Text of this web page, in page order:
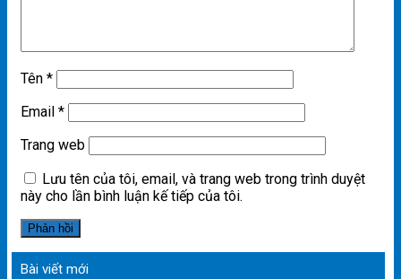
Tên *
Email *
Trang web
Lưu tên của tôi, email, và trang web trong trình duyệt
này cho lần bình luận kế tiếp của tôi.
Bài viết mới